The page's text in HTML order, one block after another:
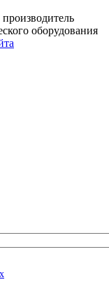
оборудования